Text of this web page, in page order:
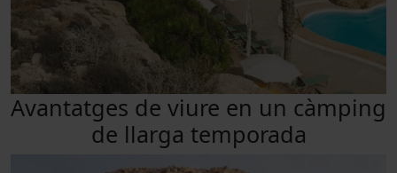
Avantatges de viure en un càmping
de llarga temporada